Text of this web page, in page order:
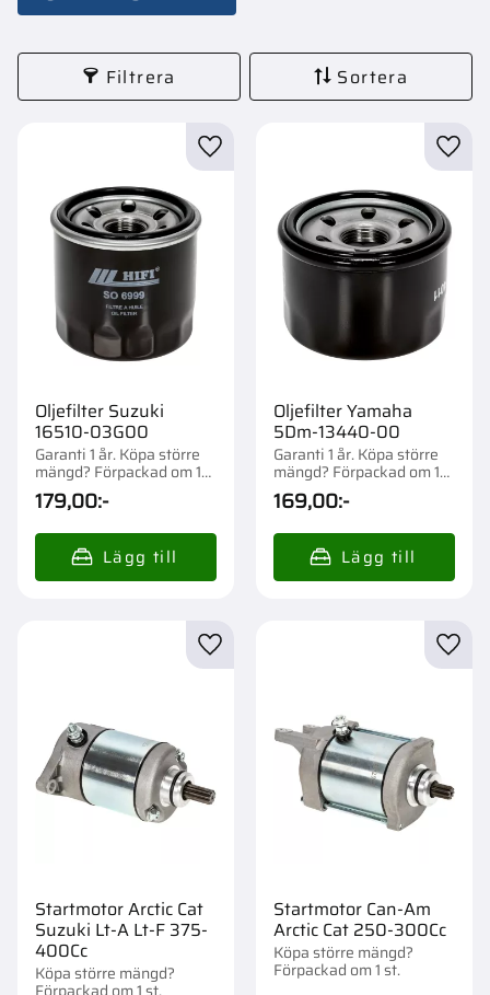
Filtrera Sortera
Oljefilter Suzuki
16510-03G00
Garanti 1 år. Köpa större
mängd? Förpackad om 1
st.
179,00:-
Lägg till i favoriter
Oljefilter Yamaha
5Dm-13440-00
Garanti 1 år. Köpa större
mängd? Förpackad om 1
st.
169,00:-
Startmotor Arctic Cat
Suzuki Lt-A Lt-F 375-
400Cc
Köpa större mängd?
Lägg till i favoriter
Startmotor Can-Am
Arctic Cat 250-300Cc
Köpa större mängd?
Förpackad om 1 st.